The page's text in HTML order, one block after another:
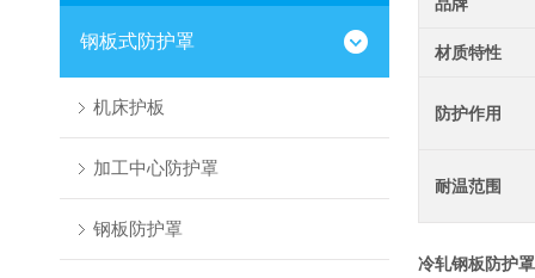
钢板式防护罩
机床护板
加工中心防护罩
钢板防护罩
材质特性
防护作用
耐温范围
冷轧钢板防护罩